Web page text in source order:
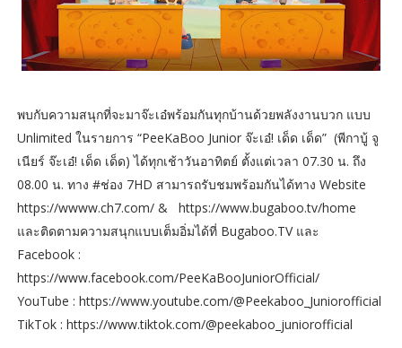
พบกับความสนุกที่จะมาจ๊ะเอ๋พร้อมกันทุกบ้านด้วยพลังงานบวก แบบ
Unlimited ในรายการ “PeeKaBoo Junior จ๊ะเอ๋! เด็ด เด็ด” (พีกาบู้ จู
เนียร์ จ๊ะเอ๋! เด็ด เด็ด) ได้ทุกเช้าวันอาทิตย์ ตั้งแต่เวลา 07.30 น. ถึง
08.00 น. ทาง #ช่อง 7HD สามารถรับชมพร้อมกันได้ทาง Website
https://wwww.ch7.com/ & https://www.bugaboo.tv/home
และติดตามความสนุกแบบเต็มอิ่มได้ที่ Bugaboo.TV และ
Facebook :
https://www.facebook.com/PeeKaBooJuniorOfficial/
YouTube : https://www.youtube.com/@Peekaboo_Juniorofficial
TikTok : https://www.tiktok.com/@peekaboo_juniorofficial